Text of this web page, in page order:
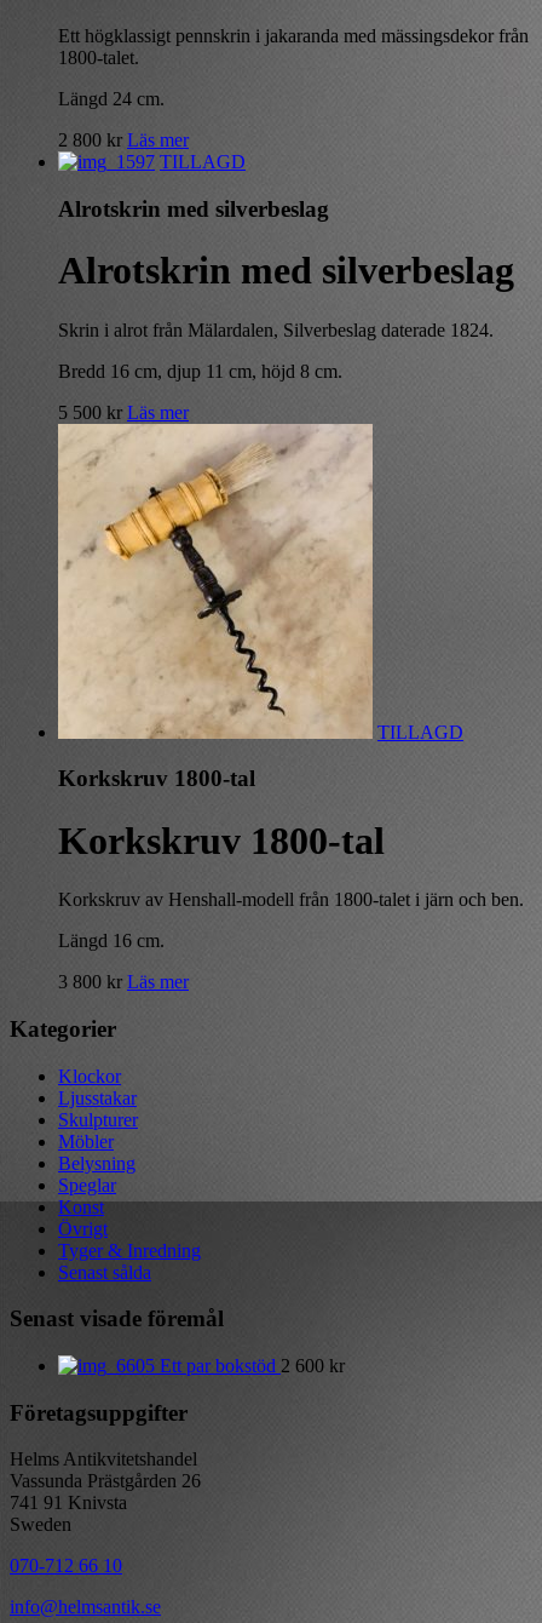
Ett högklassigt pennskrin i jakaranda med mässingsdekor från
1800-talet.
Längd 24 cm.
2 800 kr Läs mer
TILLAGD
Alrotskrin med silverbeslag
Alrotskrin med silverbeslag
Skrin i alrot från Mälardalen, Silverbeslag daterade 1824.
Bredd 16 cm, djup 11 cm, höjd 8 cm.
5 500 kr Läs mer
TILLAGD
Korkskruv 1800-tal
Korkskruv 1800-tal
Korkskruv av Henshall-modell från 1800-talet i järn och ben.
Längd 16 cm.
3 800 kr Läs mer
Kategorier
Klockor
Ljusstakar
Skulpturer
Möbler
Belysning
Speglar
Konst
Övrigt
Tyger & Inredning
Senast sålda
Senast visade föremål
Ett par bokstöd 2 600 kr
Företagsuppgifter
Helms Antikvitetshandel
Vassunda Prästgården 26
741 91 Knivsta
Sweden
070-712 66 10
info@helmsantik.se